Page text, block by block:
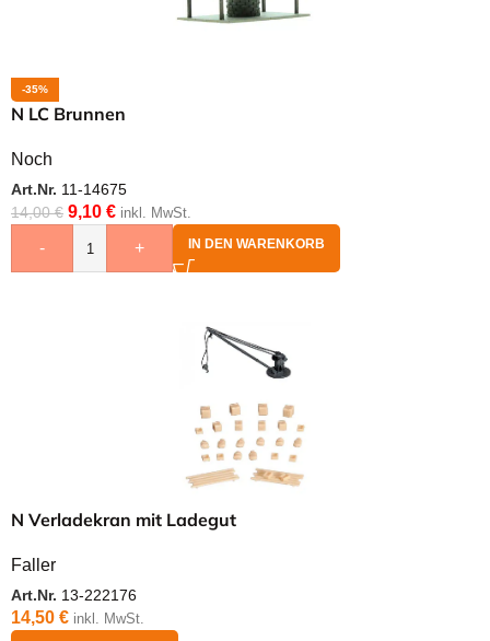
-35%
N LC Brunnen
Noch
Art.Nr. 11-14675
14,00€ 9,10 € inkl. MwSt.
- + IN DEN WARENKORB
N Verladekran mit Ladegut
Faller
Art.Nr. 13-222176
14,50 € inkl. MwSt.